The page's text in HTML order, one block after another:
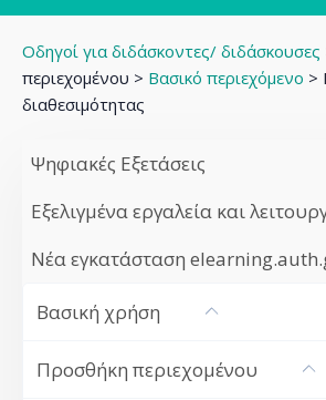
Οδηγοί για διδάσκοντες/ διδάσκουσες
περιεχομένου > Βασικό περιεχόμενο >
διαθεσιμότητας
Ψηφιακές Εξετάσεις
Εξελιγμένα εργαλεία και
Νέα εγκατάσταση
Βασική χρήση
Προσθήκη περιεχομένου